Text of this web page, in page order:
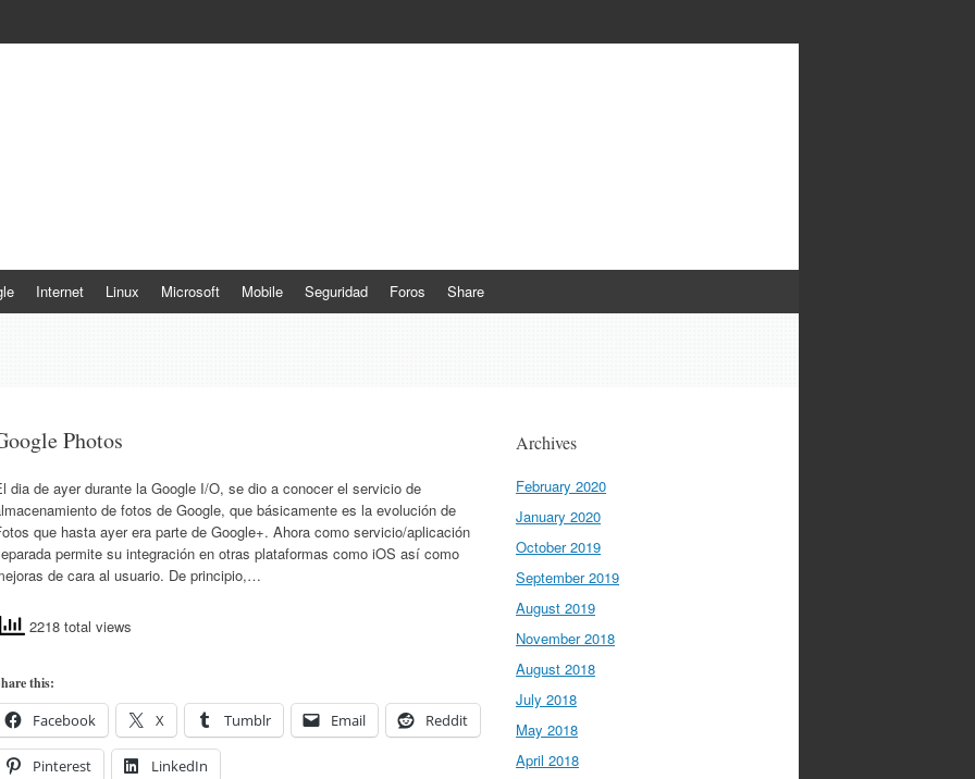
Internet Linux Microsoft Mobile Seguridad Foros Share
Photos
dia de ayer durante la Google I/O, se dio a conocer el servicio de
de fotos de Google, que básicamente es la evolución de
que hasta ayer era parte de Google+. Ahora como servicio/aplicación
permite su integración en otras plataformas como iOS así como
de cara al usuario. De principio,…
2218 total views
this:
Facebook X Tumblr Email Reddit
Pinterest LinkedIn
Archives
February 2020
January 2020
October 2019
September 2019
August 2019
November 2018
August 2018
July 2018
May 2018
April 2018